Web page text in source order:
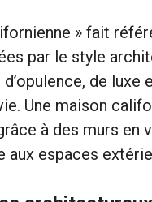
» fait
par le style
de
Une maison
à des murs
aux espaces